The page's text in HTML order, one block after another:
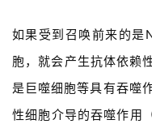
精
彩
动
如果受到召唤前来的是
胞，就会产生抗体依赖
是巨噬细胞等具有吞噬
性细胞介导的吞噬作用